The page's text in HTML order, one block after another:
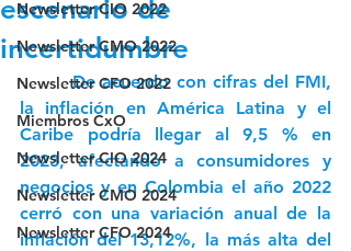
Newsletter CIO 2022
Newsletter CMO 2022
Newsletter CFO 2022
Miembros CxO
Newsletter CIO 2024
Newsletter CMO 2024
Newsletter CFO 2024
escenario de
incertidumbre
·       De acuerdo con cifras del FMI,
la inflación en América Latina y el
Caribe podría llegar al 9,5 % en
2023, afectando a consumidores y
negocios y en Colombia el año 2022
cerró con una variación anual de la
inflación del 13,12%, la más alta del